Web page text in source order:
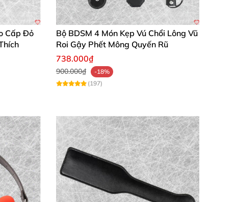
đặc sắc hôm nay. Thêm vào giỏ hàng ngay
Cấp Đỏ
Bộ BDSM 4 Món Kẹp Vú Chổi Lông Vũ
Roi Gậy Phết Mông Quyến Rũ
738.000₫
900.000₫
-18%
(197)